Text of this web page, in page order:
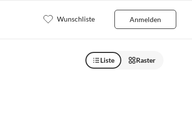
Wunschliste Anmelden
Liste Raster